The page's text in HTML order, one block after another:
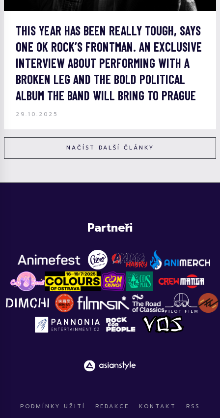
THIS YEAR HAS BEEN REALLY TOUGH, SAYS
ONE OK ROCK’S FRONTMAN. AN EXCLUSIVE
INTERVIEW ABOUT PERFORMING WITH A
BROKEN LEG AND THE BOLD POLITICAL
ALBUM THE BAND WILL BRING TO PRAGUE
29.10.2025
NAČÍST DALŠÍ ČLÁNKY
Partneři
PODMÍNKY UŽITÍ REDAKCE KONTAKT RSS